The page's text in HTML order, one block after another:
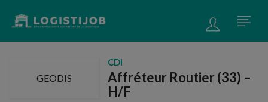
GEODIS
CDI
Affréteur Routier (33) –
H/F